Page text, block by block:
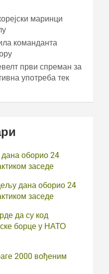
маринци
команданта
први спреман за
употреба тек
оборио 24
заседе
дана оборио 24
заседе
да су код
борце у НАТО
2000 вођеним